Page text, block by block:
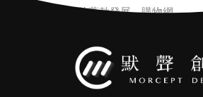
隨著電子商務的蓬勃發展，購物網